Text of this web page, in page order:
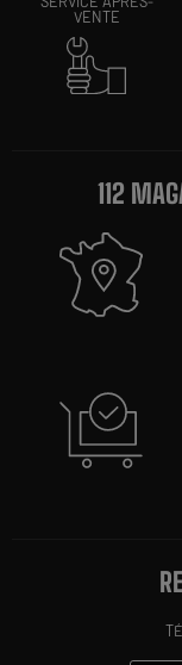
VENTE
112